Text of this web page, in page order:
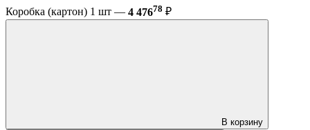
Коробка (картон) 1 шт — 4 47678 ₽
В корзину